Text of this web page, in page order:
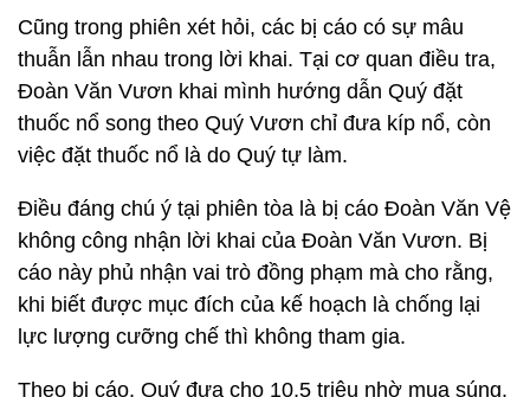
Cũng trong phiên xét hỏi, các bị cáo có sự mâu
thuẫn lẫn nhau trong lời khai. Tại cơ quan điều tra,
Đoàn Văn Vươn khai mình hướng dẫn Quý đặt
thuốc nổ song theo Quý Vươn chỉ đưa kíp nổ, còn
việc đặt thuốc nổ là do Quý tự làm.
Điều đáng chú ý tại phiên tòa là bị cáo Đoàn Văn Vệ
không công nhận lời khai của Đoàn Văn Vươn. Bị
cáo này phủ nhận vai trò đồng phạm mà cho rằng,
khi biết được mục đích của kế hoạch là chống lại
lực lượng cưỡng chế thì không tham gia.
Theo bị cáo, Quý đưa cho 10,5 triệu nhờ mua súng.